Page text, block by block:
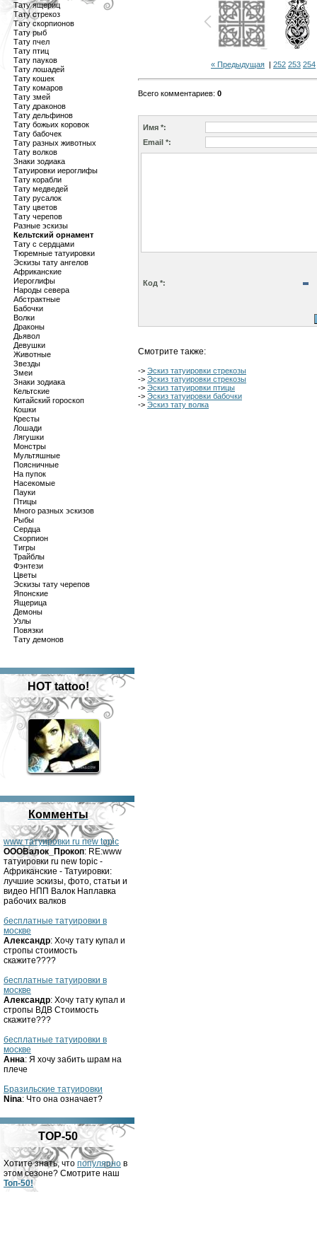
Тату ящериц
Тату стрекоз
Тату скорпионов
Тату рыб
Тату пчел
Тату птиц
Тату пауков
Тату лошадей
Тату кошек
Тату комаров
Тату змей
Тату драконов
Тату дельфинов
Тату божьих коровок
Тату бабочек
Тату разных животных
Тату волков
Знаки зодиака
Татуировки иероглифы
Тату корабли
Тату медведей
Тату русалок
Тату цветов
Тату черепов
Разные эскизы
Кельтский орнамент
Тату с сердцами
Тюремные татуировки
Эскизы тату ангелов
Африканские
Иероглифы
Народы севера
Абстрактные
Бабочки
Волки
Драконы
Дьявол
Девушки
Животные
Звезды
Змеи
Знаки зодиака
Кельтские
Китайский гороскоп
Кошки
Кресты
Лошади
Лягушки
Монстры
Мультяшные
Поясничные
На пупок
Насекомые
Пауки
Птицы
Много разных эскизов
Рыбы
Сердца
Скорпион
Тигры
Трайблы
Фэнтези
Цветы
Эскизы тату черепов
Японские
Ящерица
Демоны
Узлы
Повязки
Тату демонов
HOT tattoo!
Комменты
www татуировки ru new topic
OOOВалок_Прокоп: RE:www
татуировки ru new topic -
Африканские - Татуировки:
лучшие эскизы, фото, статьи и
видео НПП Валок Наплавка
рабочих валков
бесплатные татуировки в
москве
Александр: Хочу тату купал и
стропы стоимость
скажите????
бесплатные татуировки в
москве
Александр: Хочу тату купал и
стропы ВДВ Стоимость
скажите???
бесплатные татуировки в
москве
Анна: Я хочу забить шрам на
плече
Бразильские татуировки
Nina: Что она означает?
TOP-50
Хотите знать, что популярно в
этом сезоне? Смотрите наш
Топ-50!
« Предыдущая | 252 253 254
Всего комментариев: 0
Имя *:
Email *:
Код *:
Смотрите также:
-> Эскиз татуировки стрекозы
-> Эскиз татуировки стрекозы
-> Эскиз татуировки птицы
-> Эскиз татуировки бабочки
-> Эскиз тату волка